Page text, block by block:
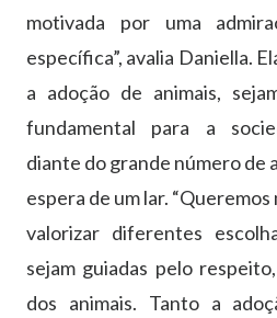
motivada por uma
específica”, avalia Daniella.
a adoção de animais,
fundamental para a
diante do grande número de
espera de um lar.
valorizar diferentes
sejam guiadas pelo
dos animais. Tanto a